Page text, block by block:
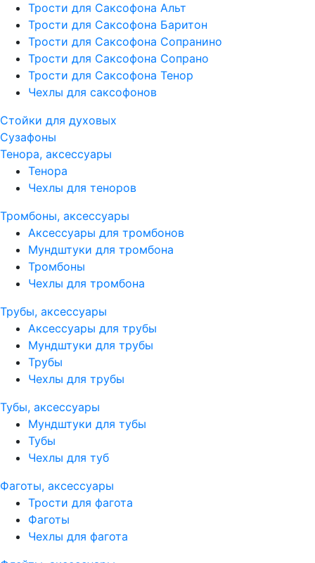
Трости для Саксофона Альт
Трости для Саксофона Баритон
Трости для Саксофона Сопранино
Трости для Саксофона Сопрано
Трости для Саксофона Тенор
Чехлы для саксофонов
Стойки для духовых
Сузафоны
Тенора, аксессуары
Тенора
Чехлы для теноров
Тромбоны, аксессуары
Аксессуары для тромбонов
Мундштуки для тромбона
Тромбоны
Чехлы для тромбона
Трубы, аксессуары
Аксессуары для трубы
Мундштуки для трубы
Трубы
Чехлы для трубы
Тубы, аксессуары
Мундштуки для тубы
Тубы
Чехлы для туб
Фаготы, аксессуары
Трости для фагота
Фаготы
Чехлы для фагота